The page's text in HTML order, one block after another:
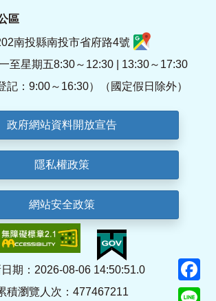
區
南投縣南投市省府路4號
至星期五8:30～12:30 | 13:30～17:30
記：9:00～16:30）（國定假日除外）
政府網站資料開放宣告
隱私權政策
網站安全政策
期：2026-08-06 14:50:51.0
積瀏覽人次：477467211